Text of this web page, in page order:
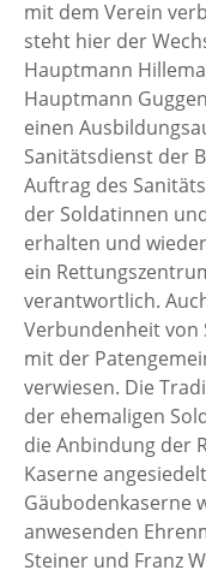
mit dem Verein
steht hier der
Hauptmann
Hauptmann
einen
Sanitätsdienst der
Auftrag des
der Soldatinnen
erhalten und
ein
verantwortlich.
Verbundenheit von
mit der
verwiesen. Die
der ehemaligen
die Anbindung der
Kaserne
Gäubodenkaserne
anwesenden
Steiner und Franz